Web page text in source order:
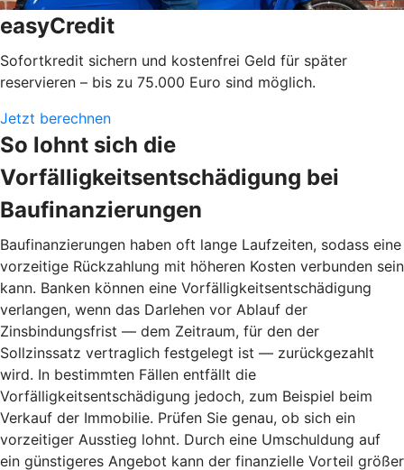
easyCredit
Sofortkredit sichern und kostenfrei Geld für später
reservieren – bis zu 75.000 Euro sind möglich.
Jetzt berechnen
So lohnt sich die
Vorfälligkeitsentschädigung bei
Baufinanzierungen
Baufinanzierungen haben oft lange Laufzeiten, sodass eine
vorzeitige Rückzahlung mit höheren Kosten verbunden sein
kann. Banken können eine Vorfälligkeitsentschädigung
verlangen, wenn das Darlehen vor Ablauf der
Zinsbindungsfrist — dem Zeitraum, für den der
Sollzinssatz vertraglich festgelegt ist — zurückgezahlt
wird. In bestimmten Fällen entfällt die
Vorfälligkeitsentschädigung jedoch, zum Beispiel beim
Verkauf der Immobilie. Prüfen Sie genau, ob sich ein
vorzeitiger Ausstieg lohnt. Durch eine Umschuldung auf
ein günstigeres Angebot kann der finanzielle Vorteil größer